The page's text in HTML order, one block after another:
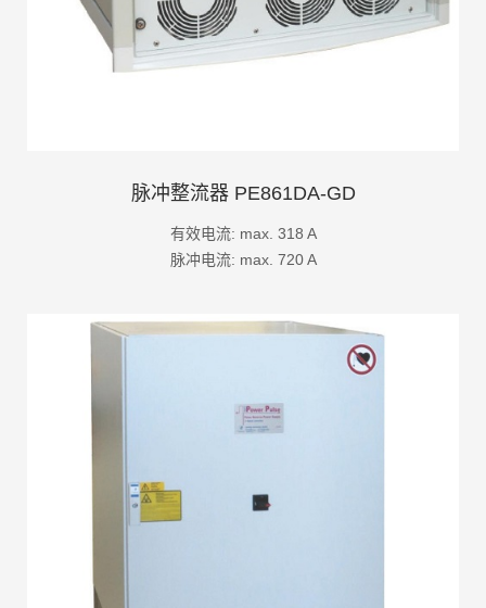
脉冲整流器 PE861DA-GD
有效电流: max. 318 A
脉冲电流: max. 720 A